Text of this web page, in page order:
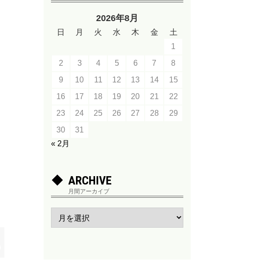
2026年8月
日 月 火 水 木 金
土
1
2
3 4 5 6 7
8
9
10 11 12 13 14
15
16
17 18 19 20 21
22
23
24 25 26 27 28
29
30
31
« 2月
ARCHIVE
月間アーカイブ